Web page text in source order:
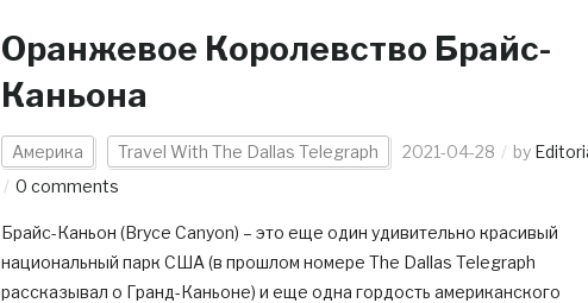
Оранжевое Королевство Брайс-
Каньона
Америка Travel With The Dallas Telegraph 2021-04-28 by
0 comments
Брайс-Каньон (Bryce Canyon) – это еще один удивительно красивый
национальный парк США (в прошлом номере The Dallas Telegraph
рассказывал о Гранд-Каньоне) и еще одна гордость американского